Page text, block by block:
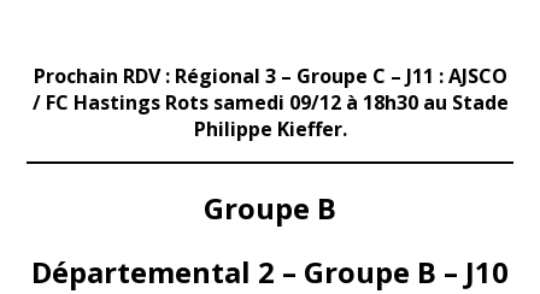
Prochain RDV : Régional 3 – Groupe C – J11 : AJSCO
/ FC Hastings Rots samedi 09/12 à 18h30 au Stade
Philippe Kieffer.
Groupe B
Départemental 2 – Groupe B – J10